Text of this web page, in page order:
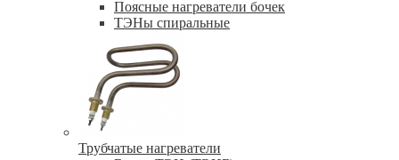
Поясные нагреватели бочек
ТЭНы спиральные
Трубчатые нагреватели